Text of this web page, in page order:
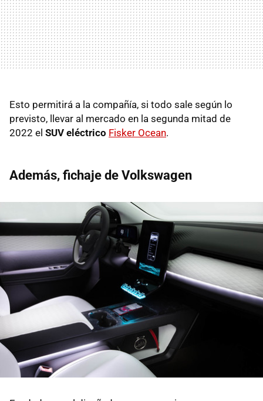
Esto permitirá a la compañía, si todo sale según lo
previsto, llevar al mercado en la segunda mitad de
2022 el SUV eléctrico Fisker Ocean.
Además, fichaje de Volkswagen